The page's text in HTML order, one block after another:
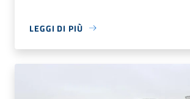
LEGGI DI PIÙ